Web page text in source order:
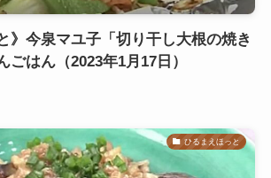
》今泉マユ子「切り干し大根の焼き
ごはん（2023年1月17日）
ひるまえほっと